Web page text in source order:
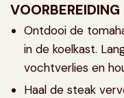
VOORBEREIDING
Ontdooi de
in de koelkast.
vochtverlies en
Haal de steak